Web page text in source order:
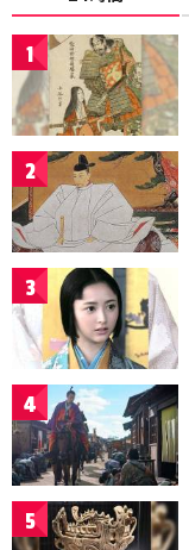
1
2
3
4
5